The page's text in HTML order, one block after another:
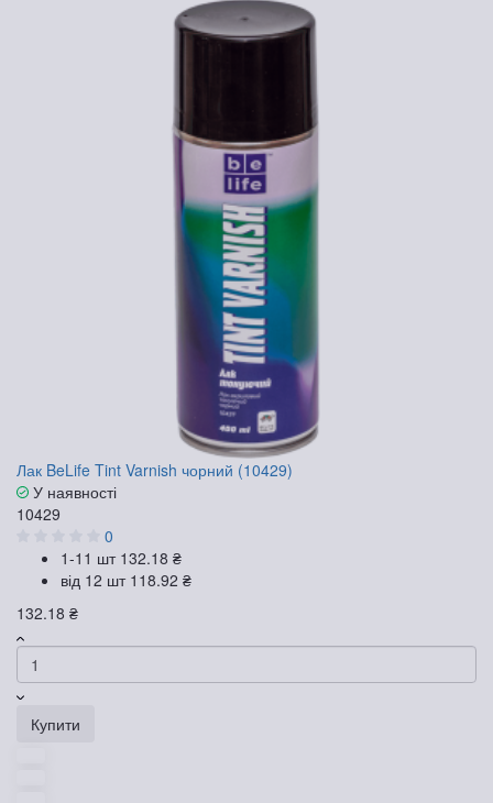
Лак BeLife Tint Varnish чорний (10429)
У наявності
10429
0
1-11 шт 132.18 ₴
від 12 шт 118.92 ₴
132.18 ₴
Купити